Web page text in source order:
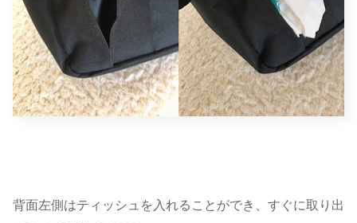
背面左側はティッシュを入れることができ、すぐに取り出